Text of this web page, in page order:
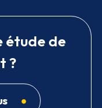
étude de
?